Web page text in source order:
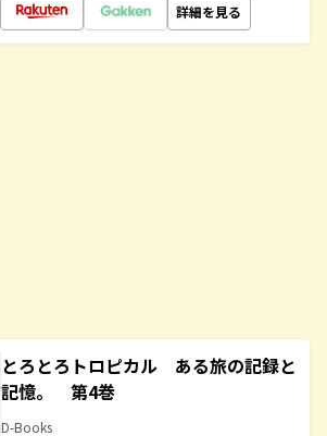
詳細を見る
とろとろトロピカル ある旅の記録と
記憶。 第4巻
D-Books